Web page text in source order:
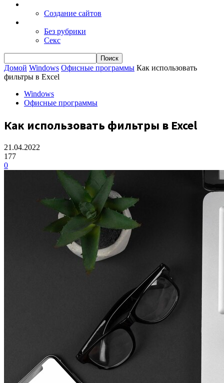
Создание сайтов
Без рубрики
Секс
Домой Windows Офисные программы Как использовать
фильтры в Excel
Windows
Офисные программы
Как использовать фильтры в Excel
21.04.2022
177
0